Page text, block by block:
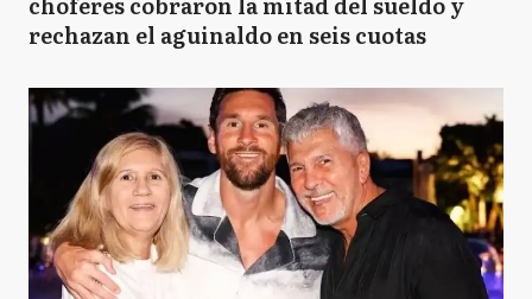
rechazan el aguinaldo en seis cuotas